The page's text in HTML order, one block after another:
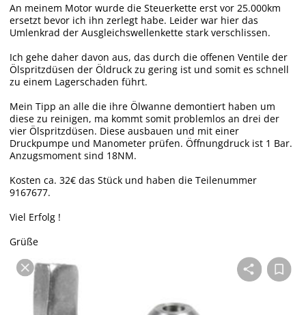
An meinem Motor wurde die Steuerkette erst vor 25.000km
ersetzt bevor ich ihn zerlegt habe. Leider war hier das
Umlenkrad der Ausgleichswellenkette stark verschlissen.
Ich gehe daher davon aus, das durch die offenen Ventile der
Ölspritzdüsen der Öldruck zu gering ist und somit es schnell
zu einem Lagerschaden führt.
Mein Tipp an alle die ihre Ölwanne demontiert haben um
diese zu reinigen, ma kommt somit problemlos an drei der
vier Ölspritzdüsen. Diese ausbauen und mit einer
Druckpumpe und Manometer prüfen. Öffnungdruck ist 1 Bar.
Anzugsmoment sind 18NM.
Kosten ca. 32€ das Stück und haben die Teilenummer
9167677.
Viel Erfolg !
Grüße